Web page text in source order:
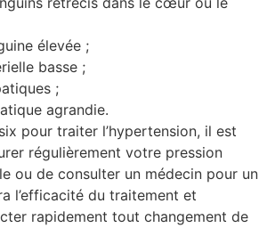
élevée ;
basse ;
;
agrandie.
pour traiter l’hypertension, il est
régulièrement votre pression
ou de consulter un médecin pour un
l’efficacité du traitement et
rapidement tout changement de